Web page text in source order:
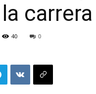
40 0